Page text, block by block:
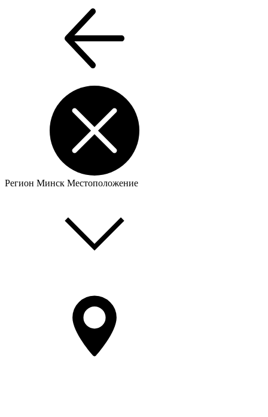
Регион Минск Местоположение